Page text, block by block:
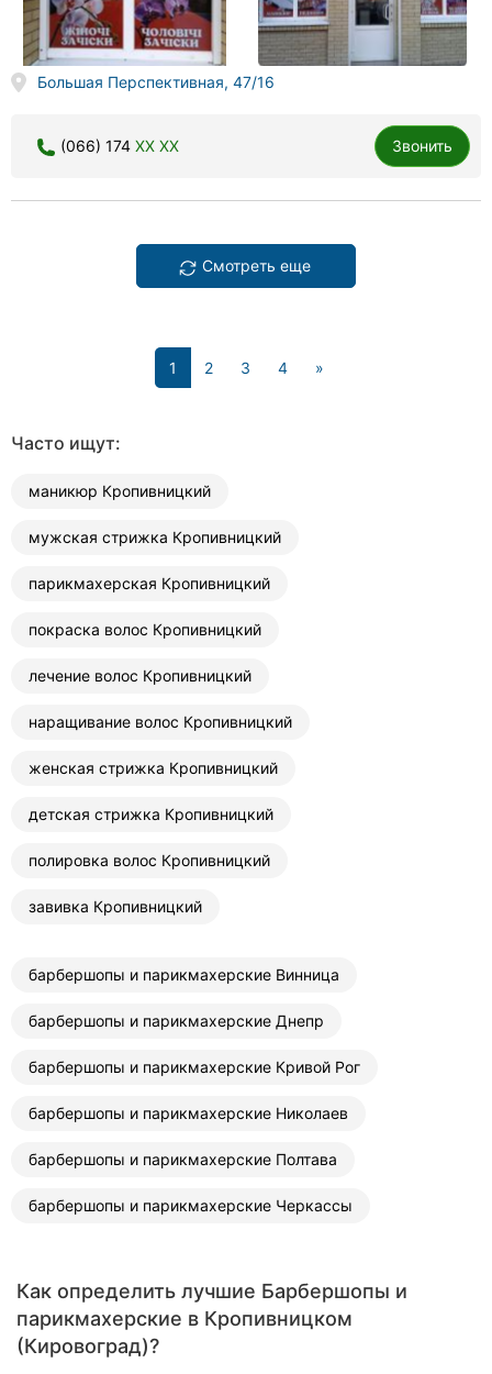
Большая Перспективная, 47/16
(066) 174 XX XX Звонить
Смотреть еще
1 (current)
2 3 4 »
Часто ищут:
маникюр Кропивницкий
мужская стрижка Кропивницкий
парикмахерская Кропивницкий
покраска волос Кропивницкий
лечение волос Кропивницкий
наращивание волос Кропивницкий
женская стрижка Кропивницкий
детская стрижка Кропивницкий
полировка волос Кропивницкий
завивка Кропивницкий
барбершопы и парикмахерские Винница
барбершопы и парикмахерские Днепр
барбершопы и парикмахерские Кривой Рог
барбершопы и парикмахерские Николаев
барбершопы и парикмахерские Полтава
барбершопы и парикмахерские Черкассы
Как определить лучшие Барбершопы и
парикмахерские в Кропивницком
(Кировоград)?